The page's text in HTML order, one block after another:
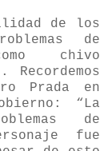
de los
de
chivo
Prada en
“La
de
fue